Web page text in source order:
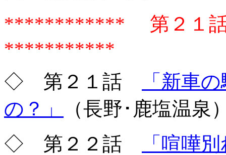
************ 第２１
***********
◇ 第２１話
「新車
の？」
（長野･鹿塩温泉
◇ 第２２話
「喧嘩